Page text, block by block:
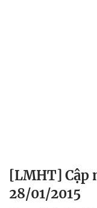
[LMHT] Cập
28/01/2015